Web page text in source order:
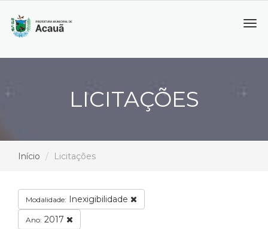
LICITAÇÕES
Início Licitações
Modalidade: Inexigibilidade
Ano: 2017